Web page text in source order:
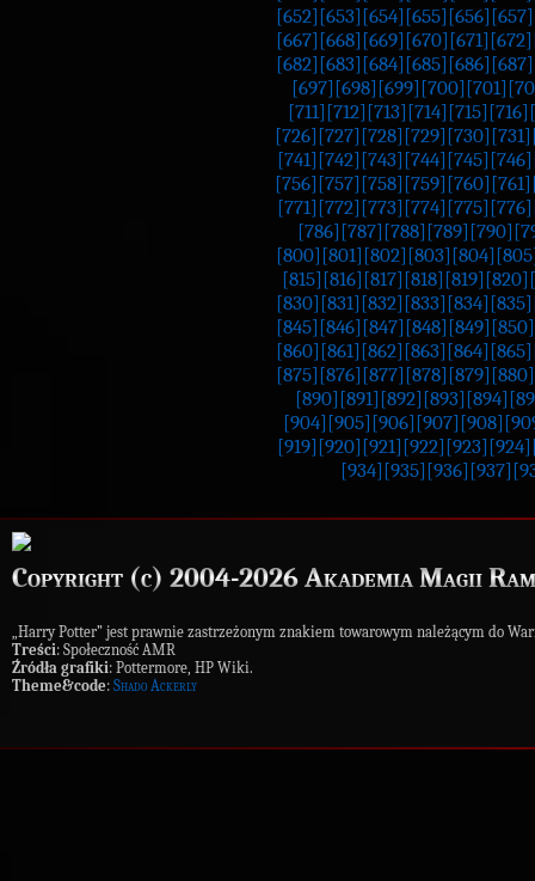
[652] [653] [654] [655] [656] [657]
[667] [668] [669] [670] [671] [672]
[682] [683] [684] [685] [686] [687]
[697] [698] [699] [700] [701]
[711] [712] [713] [714] [715] [716]
[726] [727] [728] [729] [730] [731]
[741] [742] [743] [744] [745] [746]
[756] [757] [758] [759] [760] [761]
[771] [772] [773] [774] [775] [776]
[786] [787] [788] [789] [790]
[800] [801] [802] [803] [804]
[815] [816] [817] [818] [819] [820]
[830] [831] [832] [833] [834] [835]
[845] [846] [847] [848] [849] [850]
[860] [861] [862] [863] [864] [865]
[875] [876] [877] [878] [879] [880]
[890] [891] [892] [893] [894]
[904] [905] [906] [907] [908]
[919] [920] [921] [922] [923] [924]
[934] [935] [936] [937]
Copyright (c) 2004-2026 Akademia Magii
„Harry Potter” jest prawnie zastrzeżonym znakiem towarowym należącym do
Treści: Społeczność AMR
Źródła grafiki: Pottermore, HP Wiki.
Theme&code: Shado Ackerly